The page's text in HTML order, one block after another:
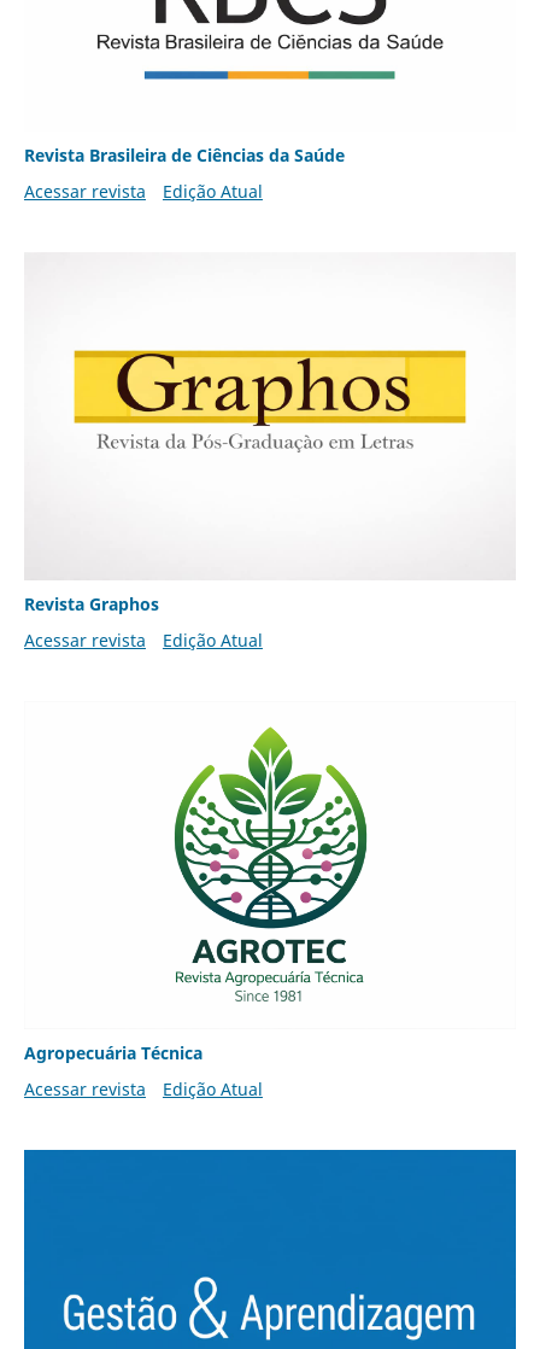
Revista Brasileira de Ciências da Saúde
Acessar revista
Edição Atual
Revista Graphos
Acessar revista
Edição Atual
Agropecuária Técnica
Acessar revista
Edição Atual